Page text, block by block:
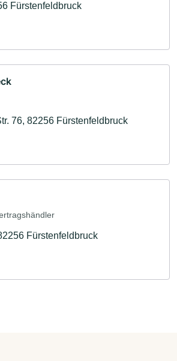
Fürstenfeldbruck
76, 82256 Fürstenfeldbruck
Fürstenfeldbruck